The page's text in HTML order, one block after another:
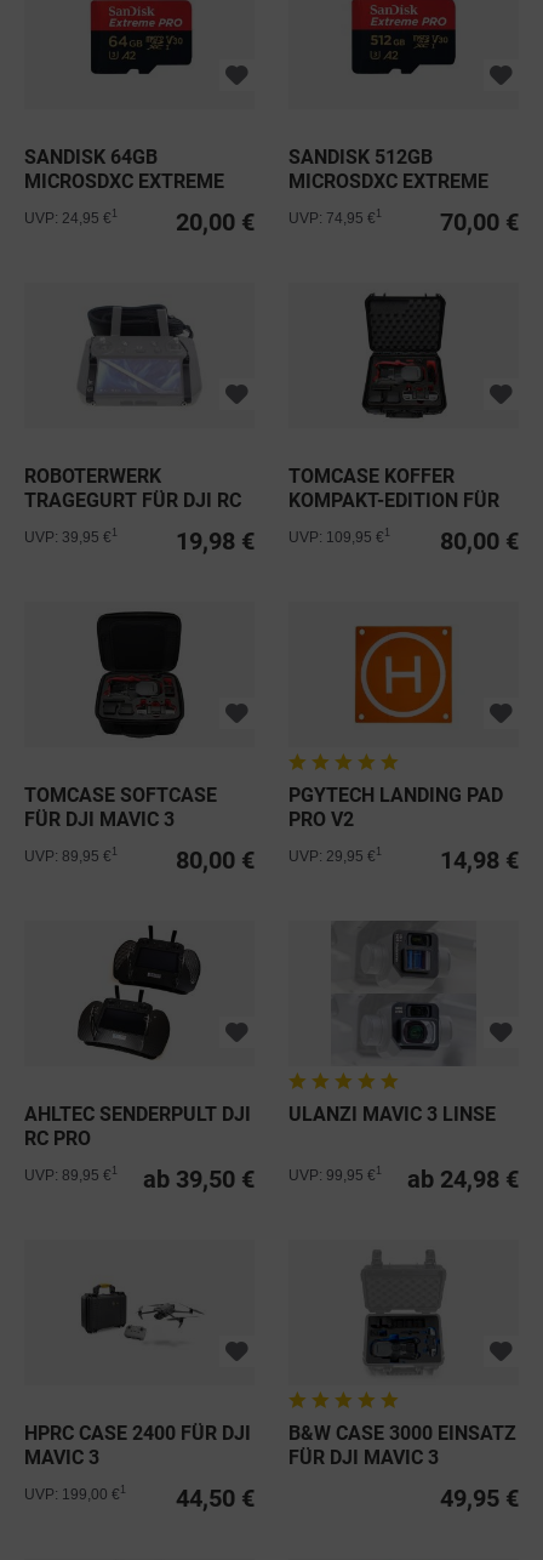
SANDISK 64GB
MICROSDXC EXTREME
PRO C10 V30 A2...
20,00 €
UVP: 24,95 € 1
SANDISK 512GB
MICROSDXC EXTREME
PRO C10 U3 V30...
70,00 €
UVP: 74,95 € 1
ROBOTERWERK
TRAGEGURT FÜR DJI RC
19,98 €
UVP: 39,95 € 1
TOMCASE KOFFER
KOMPAKT-EDITION FÜR
DJI MAVIC 3
80,00 €
UVP: 109,95 € 1
TOMCASE SOFTCASE
FÜR DJI MAVIC 3
80,00 €
UVP: 89,95 € 1
PGYTECH LANDING PAD
PRO V2
14,98 €
UVP: 29,95 € 1
AHLTEC SENDERPULT DJI
RC PRO
ab 39,50 €
UVP: 89,95 € 1
ULANZI MAVIC 3 LINSE
ab 24,98 €
UVP: 99,95 € 1
HPRC CASE 2400 FÜR DJI
MAVIC 3
44,50 €
UVP: 199,00 € 1
B&W CASE 3000 EINSATZ
FÜR DJI MAVIC 3
49,95 €